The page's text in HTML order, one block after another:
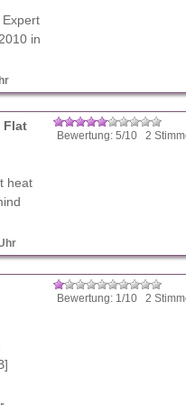
in
dm,
6,00
Bewertung: 5/10 2
Flat
heat
...
Bewertung: 1/10 2